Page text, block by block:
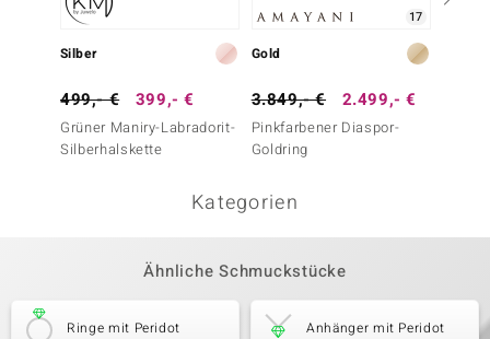
Silber
499,- € 399,- €
Grüner Maniry-Labradorit-
Silberhalskette
17
Gold
3.849,- € 2.499,- €
Pinkfarbener Diaspor-
Goldring
Kategorien
Ähnliche Schmuckstücke
Ringe mit Peridot Anhänger mit Peridot